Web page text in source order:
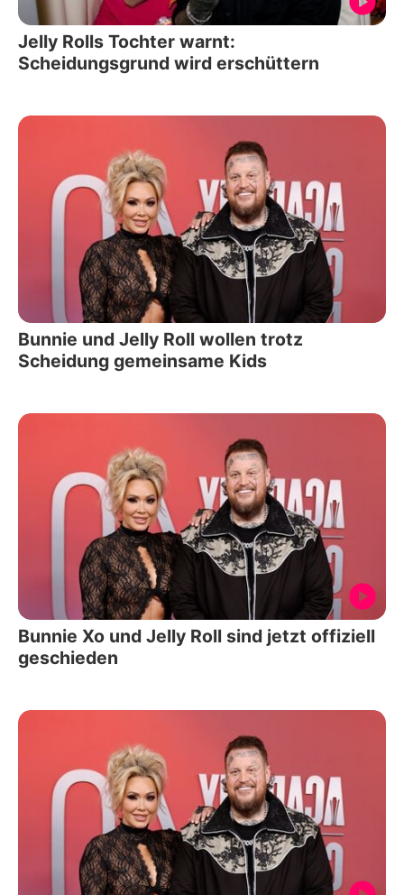
Jelly Rolls Tochter warnt:
Scheidungsgrund wird erschüttern
Bunnie und Jelly Roll wollen trotz
Scheidung gemeinsame Kids
Bunnie Xo und Jelly Roll sind jetzt offiziell
geschieden